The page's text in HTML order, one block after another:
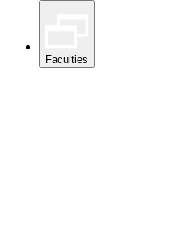
Faculties